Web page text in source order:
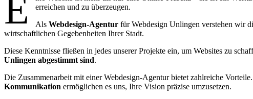
E
erreichen und zu überzeugen.
Als Webdesign-Agentur für Webdesign Unlingen verstehen wir
wirtschaftlichen Gegebenheiten Ihrer Stadt.
Diese Kenntnisse fließen in jedes unserer Projekte ein, um Websites zu
Unlingen abgestimmt sind.
Die Zusammenarbeit mit einer Webdesign-Agentur bietet zahlreiche Vorteile.
Kommunikation ermöglichen es uns, Ihre Vision präzise umzusetzen.